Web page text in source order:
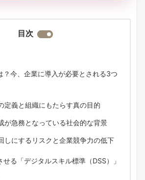
目次
？今、企業に導入が必要とされる3つ
定義と組織にもたらす真の目的
が急務となっている社会的な背景
しにするリスクと企業競争力の低下
せる「デジタルスキル標準（DSS）」